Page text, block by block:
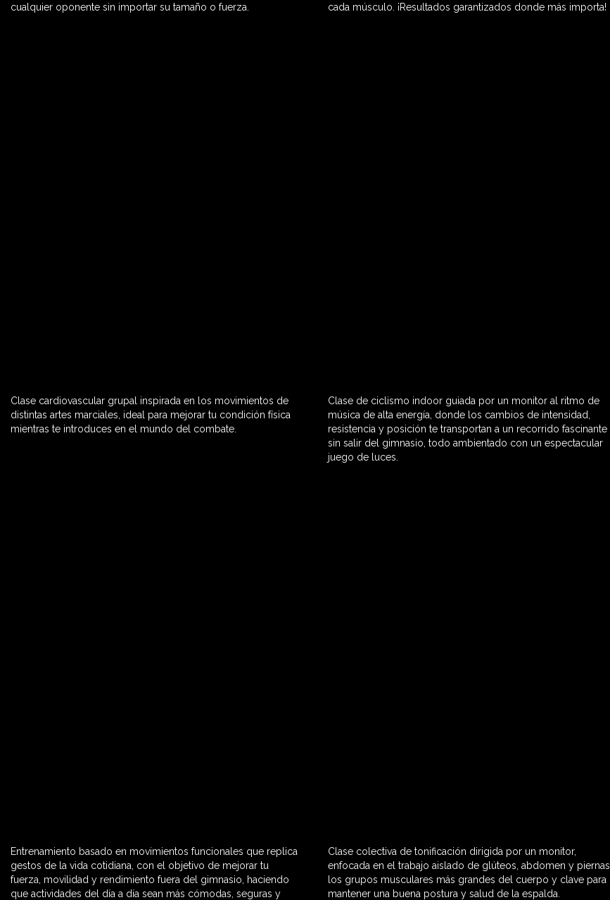
cualquier oponente sin importar su tamaño o fuerza.
cada músculo. ¡Resultados garantizados donde más importa!
 60 MIN
Clase cardiovascular grupal inspirada en los movimientos de
distintas artes marciales, ideal para mejorar tu condición física
mientras te introduces en el mundo del combate.
 60 MIN
Clase de ciclismo indoor guiada por un monitor al ritmo de
música de alta energía, donde los cambios de intensidad,
resistencia y posición te transportan a un recorrido fascinante
sin salir del gimnasio, todo ambientado con un espectacular
juego de luces.
 60 MIN
Entrenamiento basado en movimientos funcionales que replica
gestos de la vida cotidiana, con el objetivo de mejorar tu
fuerza, movilidad y rendimiento fuera del gimnasio, haciendo
que actividades del día a día sean más cómodas, seguras y
 60 MIN
Clase colectiva de tonificación dirigida por un monitor,
enfocada en el trabajo aislado de glúteos, abdomen y piernas,
los grupos musculares más grandes del cuerpo y clave para
mantener una buena postura y salud de la espalda.